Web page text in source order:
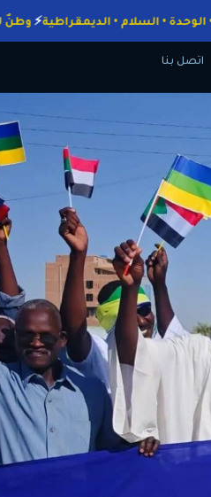
الحرية • الوحدة • السلام • الديمقراطية
اتصل بنا